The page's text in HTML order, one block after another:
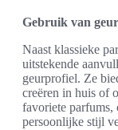
Gebruik van
Naast klassieke
uitstekende
geurprofiel. Ze
creëren in huis of
favoriete parfums,
persoonlijke stijl